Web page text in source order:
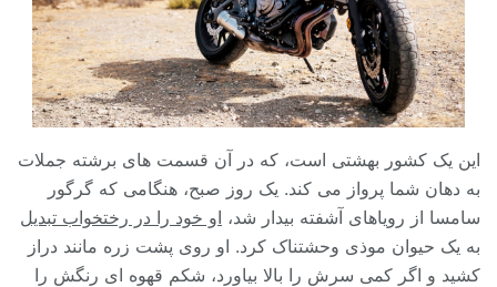
این یک کشور بهشتی است، که در آن قسمت های برشته جملات
به دهان شما پرواز می کند. یک روز صبح، هنگامی که گرگور
سامسا از رویاهای آشفته بیدار شد، او خود را در رختخواب تبدیل
به یک حیوان موذی وحشتناک کرد. او روی پشت زره مانند دراز
کشید و اگر کمی سرش را بالا بیاورد، شکم قهوه ای رنگش را